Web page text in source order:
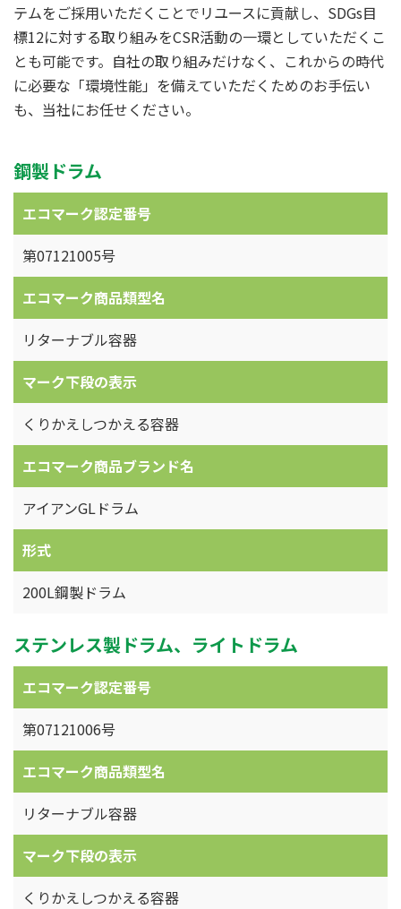
テムをご採用いただくことでリユースに貢献し、SDGs目
標12に対する取り組みをCSR活動の一環としていただくこ
とも可能です。自社の取り組みだけなく、これからの時代
に必要な「環境性能」を備えていただくためのお手伝い
も、当社にお任せください。
鋼製ドラム
エコマーク認定番号
第07121005号
エコマーク商品類型名
リターナブル容器
マーク下段の表示
くりかえしつかえる容器
エコマーク商品ブランド名
アイアンGLドラム
形式
200L鋼製ドラム
ステンレス製ドラム、ライトドラム
エコマーク認定番号
第07121006号
エコマーク商品類型名
リターナブル容器
マーク下段の表示
くりかえしつかえる容器